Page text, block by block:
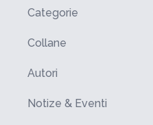
Categorie
Collane
Autori
Notize & Eventi